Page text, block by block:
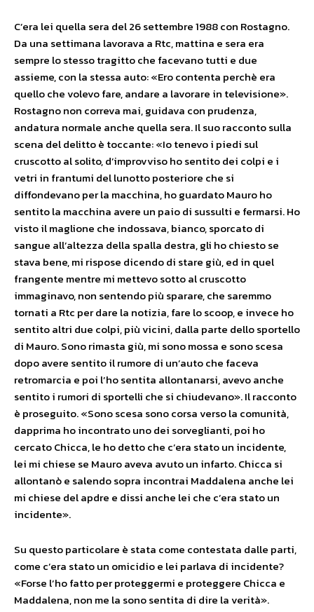
C’era lei quella sera del 26 settembre 1988 con Rostagno.
Da una settimana lavorava a Rtc, mattina e sera era
sempre lo stesso tragitto che facevano tutti e due
assieme, con la stessa auto: «Ero contenta perchè era
quello che volevo fare, andare a lavorare in televisione».
Rostagno non correva mai, guidava con prudenza,
andatura normale anche quella sera. Il suo racconto sulla
scena del delitto è toccante: «Io tenevo i piedi sul
cruscotto al solito, d’improvviso ho sentito dei colpi e i
vetri in frantumi del lunotto posteriore che si
diffondevano per la macchina, ho guardato Mauro ho
sentito la macchina avere un paio di sussulti e fermarsi. Ho
visto il maglione che indossava, bianco, sporcato di
sangue all’altezza della spalla destra, gli ho chiesto se
stava bene, mi rispose dicendo di stare giù, ed in quel
frangente mentre mi mettevo sotto al cruscotto
immaginavo, non sentendo più sparare, che saremmo
tornati a Rtc per dare la notizia, fare lo scoop, e invece ho
sentito altri due colpi, più vicini, dalla parte dello sportello
di Mauro. Sono rimasta giù, mi sono mossa e sono scesa
dopo avere sentito il rumore di un’auto che faceva
retromarcia e poi l’ho sentita allontanarsi, avevo anche
sentito i rumori di sportelli che si chiudevano». Il racconto
è proseguito. «Sono scesa sono corsa verso la comunità,
dapprima ho incontrato uno dei sorveglianti, poi ho
cercato Chicca, le ho detto che c’era stato un incidente,
lei mi chiese se Mauro aveva avuto un infarto. Chicca si
allontanò e salendo sopra incontrai Maddalena anche lei
mi chiese del apdre e dissi anche lei che c’era stato un
incidente».
Su questo particolare è stata come contestata dalle parti,
come c’era stato un omicidio e lei parlava di incidente?
«Forse l’ho fatto per proteggermi e proteggere Chicca e
Maddalena, non me la sono sentita di dire la verità».